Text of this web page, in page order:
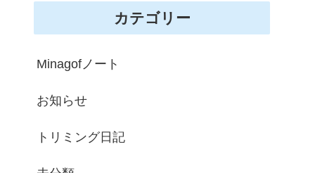
カテゴリー
Minagofノート
お知らせ
トリミング日記